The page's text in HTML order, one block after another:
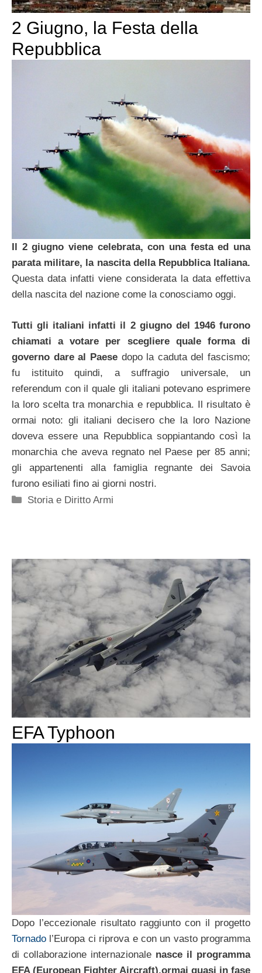
2 Giugno, la Festa della
Repubblica
Il 2 giugno viene celebrata, con una festa ed una
parata militare, la nascita della Repubblica Italiana.
Questa data infatti viene considerata la data effettiva
della nascita del nazione come la conosciamo oggi.
Tutti gli italiani infatti il 2 giugno del 1946 furono
chiamati a votare per scegliere quale forma di
governo dare al Paesedopo la caduta del fascismo;
fu istituito quindi, a suffragio universale, un
referendum con il quale gli italiani potevano esprimere
la loro scelta tra monarchia e repubblica. Il risultato è
ormai noto: gli italiani decisero che la loro Nazione
doveva essere una Repubblica soppiantando così la
monarchia che aveva regnato nel Paese per 85 anni;
gli appartenenti alla famiglia regnante dei Savoia
furono esiliati fino ai giorni nostri.
Categorie
Storia e Diritto Armi
EFA Typhoon
Dopo l’eccezionale risultato raggiunto con il progetto
Tornado l’Europa ci riprova e con un vasto programma
di collaborazione internazionale nasce il programma
EFA (European Fighter Aircraft),ormai quasi in fase